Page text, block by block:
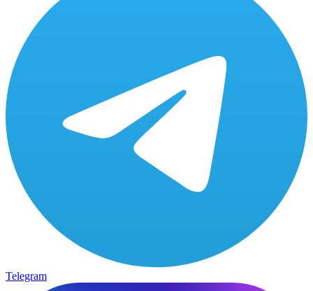
Telegram